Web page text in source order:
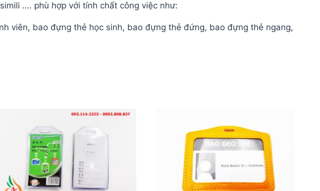
…. phù hợp với tính chất công việc như:
viên, bao đựng thẻ học sinh, bao đựng thẻ đứng, bao đựng thẻ ngang,